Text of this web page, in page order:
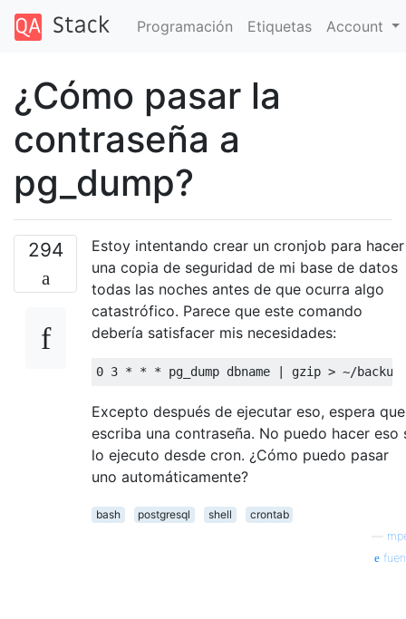
Programación Etiquetas Account
¿Cómo pasar la
contraseña a
pg_dump?
294
Estoy intentando crear un cronjob para hacer
una copia de seguridad de mi base de datos
todas las noches antes de que ocurra algo
catastrófico. Parece que este comando
debería satisfacer mis necesidades:
0 3 * * * pg_dump dbname | gzip > ~/
Excepto después de ejecutar eso, espera que
escriba una contraseña. No puedo hacer eso
lo ejecuto desde cron. ¿Cómo puedo pasar
uno automáticamente?
bash postgresql shell
crontab